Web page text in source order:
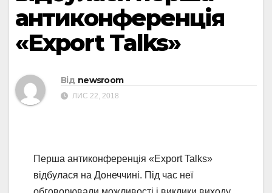
антиконференція
«Export Talks»
Від newsroom
ЛИС 22, 2018
Перша антиконференція «Export Talks»
відбулася на Донеччині. Під час неї